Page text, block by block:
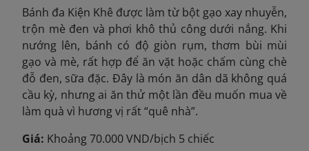
Bánh đa Kiện Khê được làm từ bột gạo xay nhuyễn,
trộn mè đen và phơi khô thủ công dưới nắng. Khi
nướng lên, bánh có độ giòn rụm, thơm bùi mùi
gạo và mè, rất hợp để ăn vặt hoặc chấm cùng chè
đỗ đen, sữa đặc. Đây là món ăn dân dã không quá
cầu kỳ, nhưng ai ăn thử một lần đều muốn mua về
làm quà vì hương vị rất “quê nhà”.
Giá: Khoảng 70.000 VND/bịch 5 chiếc